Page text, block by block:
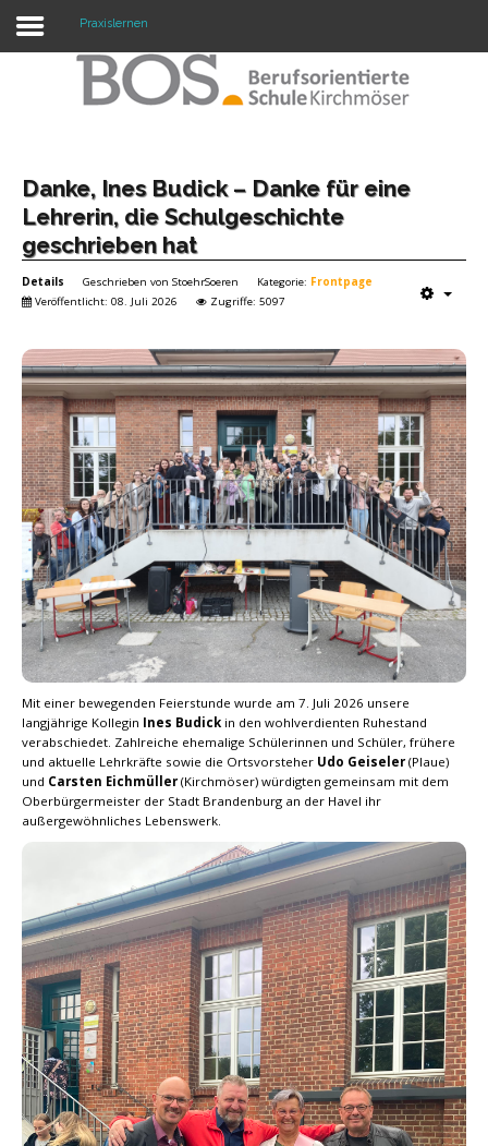
Warning: "continue" targeting switch is equivalent
Home
Profil
Termine
Mitwirkung
Kontakt
Praxislernen
Danke, Ines Budick – Danke für eine
Lehrerin, die Schulgeschichte
geschrieben hat
Details Geschrieben von StoehrSoeren Kategorie: Frontpage
Veröffentlicht: 08. Juli 2026
Zugriffe: 5097
Mit einer bewegenden Feierstunde wurde am 7. Juli 2026 unsere
langjährige Kollegin Ines Budick in den wohlverdienten Ruhestand
verabschiedet. Zahlreiche ehemalige Schülerinnen und Schüler, frühere
und aktuelle Lehrkräfte sowie die Ortsvorsteher Udo Geiseler (Plaue)
und Carsten Eichmüller (Kirchmöser) würdigten gemeinsam mit dem
Oberbürgermeister der Stadt Brandenburg an der Havel ihr
außergewöhnliches Lebenswerk.